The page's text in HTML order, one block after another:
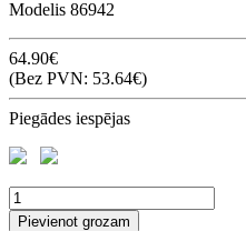
Modelis 86942
64.90€
(Bez PVN: 53.64€)
Piegādes iespējas
Pievienot grozam